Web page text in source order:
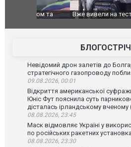
Вже вивели на тести: Ferrari
Невідомий дрон залетів до
стратегічного газопроводу
09.08.2026, 00:01
Відкриття американської
Юніс Фут пояснила суть
дісталась ірландському вченому
08.08.2026, 23:45
Маск відмовляє Україні у
по російських ракетних
08.08.2026, 23:30